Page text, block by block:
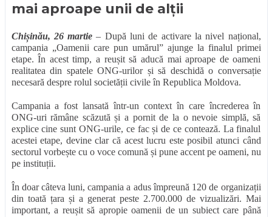
mai aproape unii de alții
Chișinău, 26 martie – După luni de activare la nivel național,
campania „Oamenii care pun umărul” ajunge la finalul primei
etape. În acest timp, a reușit să aducă mai aproape de oameni
realitatea din spatele ONG-urilor și să deschidă o conversație
necesară despre rolul societății civile în Republica Moldova.
Campania a fost lansată într-un context în care încrederea în
ONG-uri rămâne scăzută și a pornit de la o nevoie simplă, să
explice cine sunt ONG-urile, ce fac și de ce contează. La finalul
acestei etape, devine clar că acest lucru este posibil atunci când
sectorul vorbește cu o voce comună și pune accent pe oameni, nu
pe instituții.
În doar câteva luni, campania a adus împreună 120 de organizații
din toată țara și a generat peste 2.700.000 de vizualizări. Mai
important, a reușit să apropie oamenii de un subiect care până